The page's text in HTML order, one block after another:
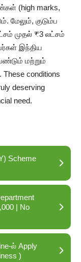
(high marks,
மேலும், குடும்ப
முதல் ₹3 லட்சம்
இந்திய
மற்றும்
These conditions
deserving
need.
Scheme
| No
ல் Apply
)